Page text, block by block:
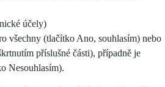
účely)
všechny (tlačítko Ano, souhlasím) nebo
příslušné části), případně je
Nesouhlasím).